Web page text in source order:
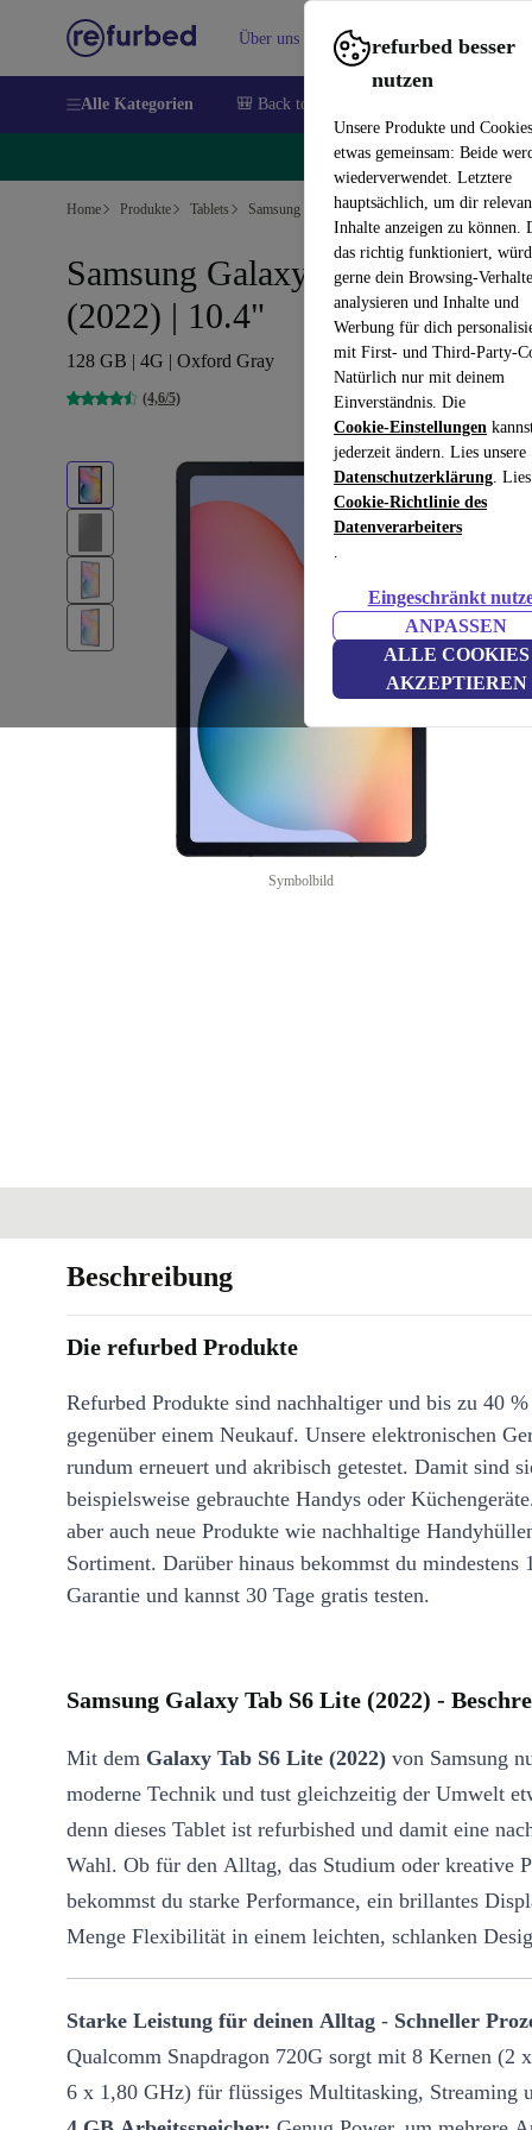
refurbed besser
nutzen
Unsere Produkte und
etwas gemeinsam: Beide
wiederverwendet. Letztere
hauptsächlich, um dir
Inhalte anzeigen zu können.
das richtig funktioniert,
gerne dein Browsing-
analysieren und Inhalte und
Werbung für dich
mit First- und Third-Party-
Natürlich nur mit deinem
Einverständnis. Die
Cookie-Einstellungen
jederzeit ändern. Lies unsere
Datenschutzerklärung.
Cookie-Richtlinie des
Datenverarbeiters
.
Eingeschränkt
ANPASSEN
ALLE COOKIES
AKZEPTIEREN
Über uns Verkaufen Hilfe
Alle Kategorien 🎒 Back to school
Home Produkte Tablets Samsung Tablets
Samsung Galaxy Tab S6 Lite
(2022) | 10.4"
128 GB | 4G | Oxford Gray
(4,6/5)
Symbolbild
Beschreibung
Die refurbed Produkte
Refurbed Produkte sind nachhaltiger und bis zu 40
gegenüber einem Neukauf. Unsere elektronischen
rundum erneuert und akribisch getestet. Damit sind
beispielsweise gebrauchte Handys oder
aber auch neue Produkte wie nachhaltige
Sortiment. Darüber hinaus bekommst du mindestens
Garantie und kannst 30 Tage gratis testen.
Samsung Galaxy Tab S6 Lite (2022) -
Mit dem Galaxy Tab S6 Lite (2022) von Samsung
moderne Technik und tust gleichzeitig der Umwelt
denn dieses Tablet ist refurbished und damit eine
Wahl. Ob für den Alltag, das Studium oder kreative
bekommst du starke Performance, ein brillantes
Menge Flexibilität in einem leichten, schlanken
Starke Leistung für deinen Alltag - Schneller
Qualcomm Snapdragon 720G sorgt mit 8 Kernen (2
6 x 1,80 GHz) für flüssiges Multitasking, Streaming